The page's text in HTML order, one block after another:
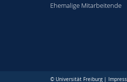
Ehemalige Mitarbeitende
© Universität Freiburg |